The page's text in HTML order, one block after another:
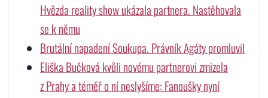
Hvězda reality show ukázala partnera. Nastěhovala
se k němu
Brutální napadení Soukupa. Právník Agáty promluvil
Eliška Bučková kvůli novému partnerovi zmizela
z Prahy a téměř o ní neslyšíme: Fanoušky nyní